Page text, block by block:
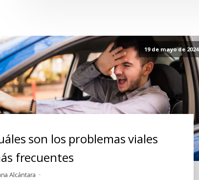
19 de mayo de 2024
son los problemas viales
frecuentes
Alcántara